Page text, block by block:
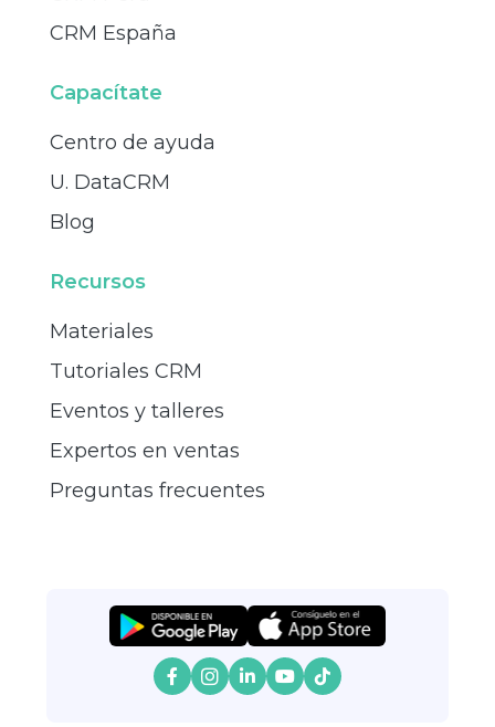
CRM España
Capacítate
Centro de ayuda
U. DataCRM
Blog
Recursos
Materiales
Tutoriales CRM
Eventos y talleres
Expertos en ventas
Preguntas frecuentes